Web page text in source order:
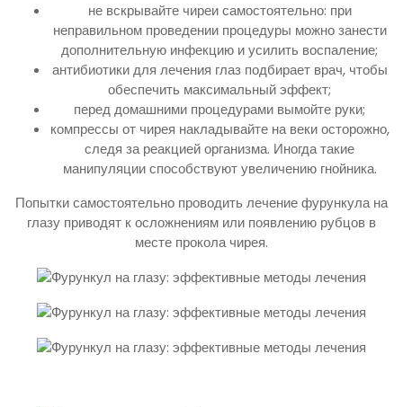
не вскрывайте чиреи самостоятельно: при
неправильном проведении процедуры можно занести
дополнительную инфекцию и усилить воспаление;
антибиотики для лечения глаз подбирает врач, чтобы
обеспечить максимальный эффект;
перед домашними процедурами вымойте руки;
компрессы от чирея накладывайте на веки осторожно,
следя за реакцией организма. Иногда такие
манипуляции способствуют увеличению гнойника.
Попытки самостоятельно проводить лечение фурункула на
глазу приводят к осложнениям или появлению рубцов в
месте прокола чирея.